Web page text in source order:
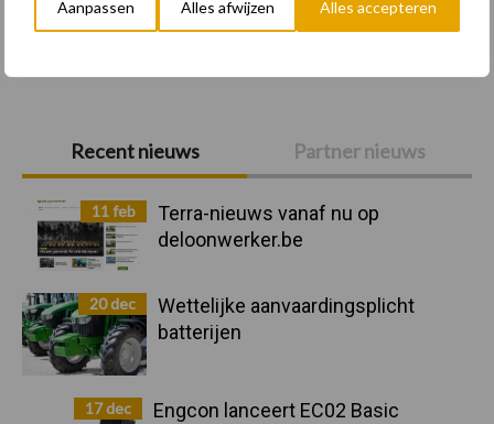
Aanpassen Alles afwijzen Alles accepteren
Primaire
Sidebar
Recent nieuws Partner nieuws
11 feb
Terra-nieuws vanaf nu op
deloonwerker.be
20 dec
Wettelijke aanvaardingsplicht
batterijen
17 dec Engcon lanceert EC02 Basic